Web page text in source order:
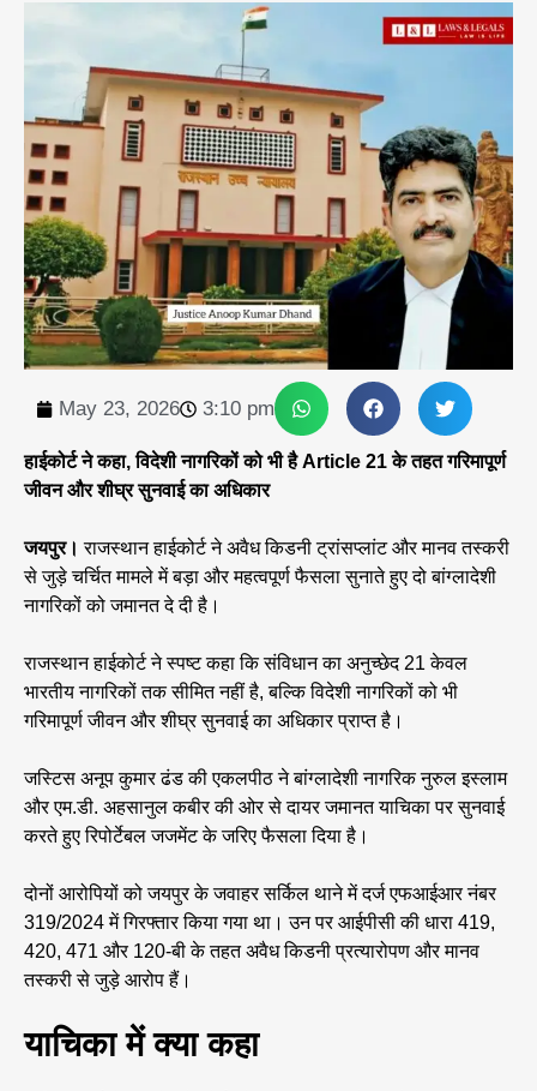
May 23, 2026 3:10 pm
हाईकोर्ट ने कहा, विदेशी नागरिकों को भी है Article 21 के तहत गरिमापूर्ण
जीवन और शीघ्र सुनवाई का अधिकार
जयपुर। राजस्थान हाईकोर्ट ने अवैध किडनी ट्रांसप्लांट और मानव तस्करी
से जुड़े चर्चित मामले में बड़ा और महत्वपूर्ण फैसला सुनाते हुए दो बांग्लादेशी
नागरिकों को जमानत दे दी है।
राजस्थान हाईकोर्ट ने स्पष्ट कहा कि संविधान का अनुच्छेद 21 केवल
भारतीय नागरिकों तक सीमित नहीं है, बल्कि विदेशी नागरिकों को भी
गरिमापूर्ण जीवन और शीघ्र सुनवाई का अधिकार प्राप्त है।
जस्टिस अनूप कुमार ढंड की एकलपीठ ने बांग्लादेशी नागरिक नुरुल इस्लाम
और एम.डी. अहसानुल कबीर की ओर से दायर जमानत याचिका पर सुनवाई
करते हुए रिपोर्टेबल जजमेंट के जरिए फैसला दिया है।
दोनों आरोपियों को जयपुर के जवाहर सर्किल थाने में दर्ज एफआईआर नंबर
319/2024 में गिरफ्तार किया गया था। उन पर आईपीसी की धारा 419,
420, 471 और 120-बी के तहत अवैध किडनी प्रत्यारोपण और मानव
तस्करी से जुड़े आरोप हैं।
याचिका में क्या कहा